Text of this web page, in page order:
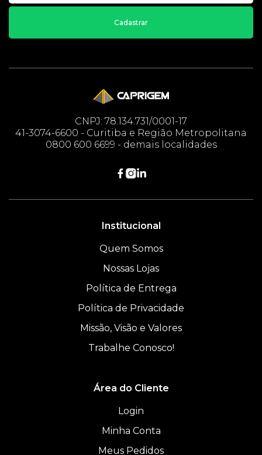
Cadastrar
CNPJ: 78.134.731/0001-17
41-3074-6600 - Curitiba e Região Metropolitana
0800 600 6699 - demais localidades
Institucional
Quem Somos
Nossas Lojas
Política de Entrega
Política de Privacidade
Missão, Visão e Valores
Trabalhe Conosco!
Área do Cliente
Login
Minha Conta
Meus Pedidos